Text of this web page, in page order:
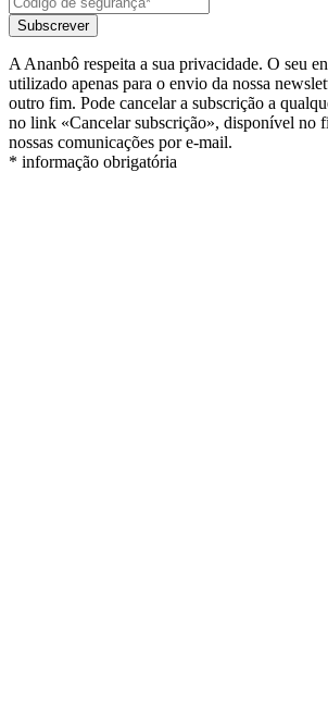
Subscrever
A Ananbô respeita a sua privacidade. O seu
utilizado apenas para o envio da nossa
outro fim. Pode cancelar a subscrição a
no link «Cancelar subscrição», disponível no
nossas comunicações por e-mail.
* informação obrigatória